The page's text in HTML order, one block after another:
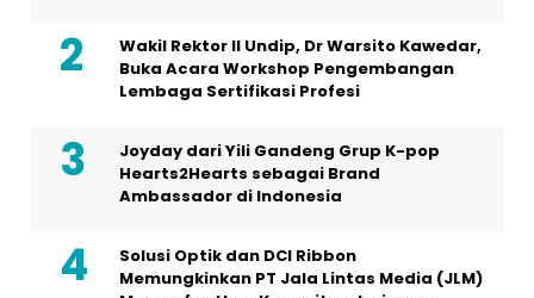
Wakil Rektor II Undip, Dr Warsito Kawedar,
Buka Acara Workshop Pengembangan
Lembaga Sertifikasi Profesi
Joyday dari Yili Gandeng Grup K-pop
Hearts2Hearts sebagai Brand
Ambassador di Indonesia
Solusi Optik dan DCI Ribbon
Memungkinkan PT Jala Lintas Media (JLM)